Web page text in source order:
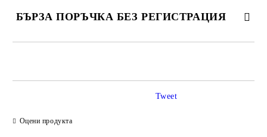
БЪРЗА ПОРЪЧКА БЕЗ РЕГИСТРАЦИЯ
Оцени продукта
Tweet